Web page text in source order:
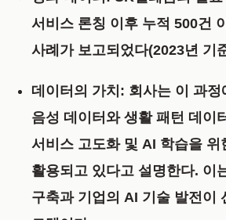
서비스 론칭 이후 누적 500건
사례 가 보고되었다(2023년 기
데이터의 가치: 회사는 이 과정
음성 데이터와 생활 패턴 데이
서비스 고도화 및 AI 학습을 위
활용되고 있다고 설명한다. 이
구축과 기업의 AI 기술 발전이